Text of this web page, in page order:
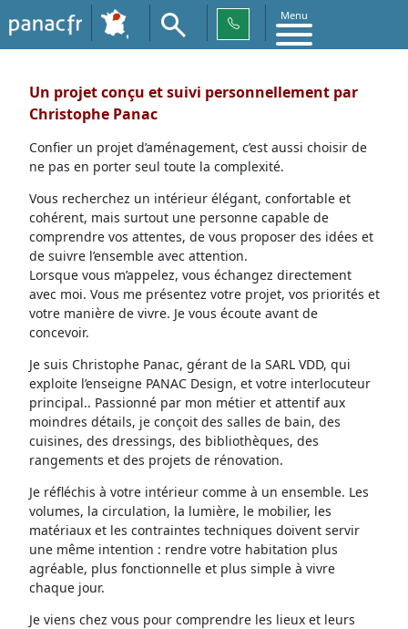
Menu
Un projet conçu et suivi personnellement par
Christophe Panac
Confier un projet d’aménagement, c’est aussi choisir de
ne pas en porter seul toute la complexité.
Vous recherchez un intérieur élégant, confortable et
cohérent, mais surtout une personne capable de
comprendre vos attentes, de vous proposer des idées et
de suivre l’ensemble avec attention.
Lorsque vous m’appelez, vous échangez directement
avec moi. Vous me présentez votre projet, vos priorités et
votre manière de vivre. Je vous écoute avant de
concevoir.
Je suis Christophe Panac, gérant de la SARL VDD, qui
exploite l’enseigne PANAC Design, et votre interlocuteur
principal.. Passionné par mon métier et attentif aux
moindres détails, je conçoit des salles de bain, des
cuisines, des dressings, des bibliothèques, des
rangements et des projets de rénovation.
Je réfléchis à votre intérieur comme à un ensemble. Les
volumes, la circulation, la lumière, le mobilier, les
matériaux et les contraintes techniques doivent servir
une même intention : rendre votre habitation plus
agréable, plus fonctionnelle et plus simple à vivre
chaque jour.
Je viens chez vous pour comprendre les lieux et leurs